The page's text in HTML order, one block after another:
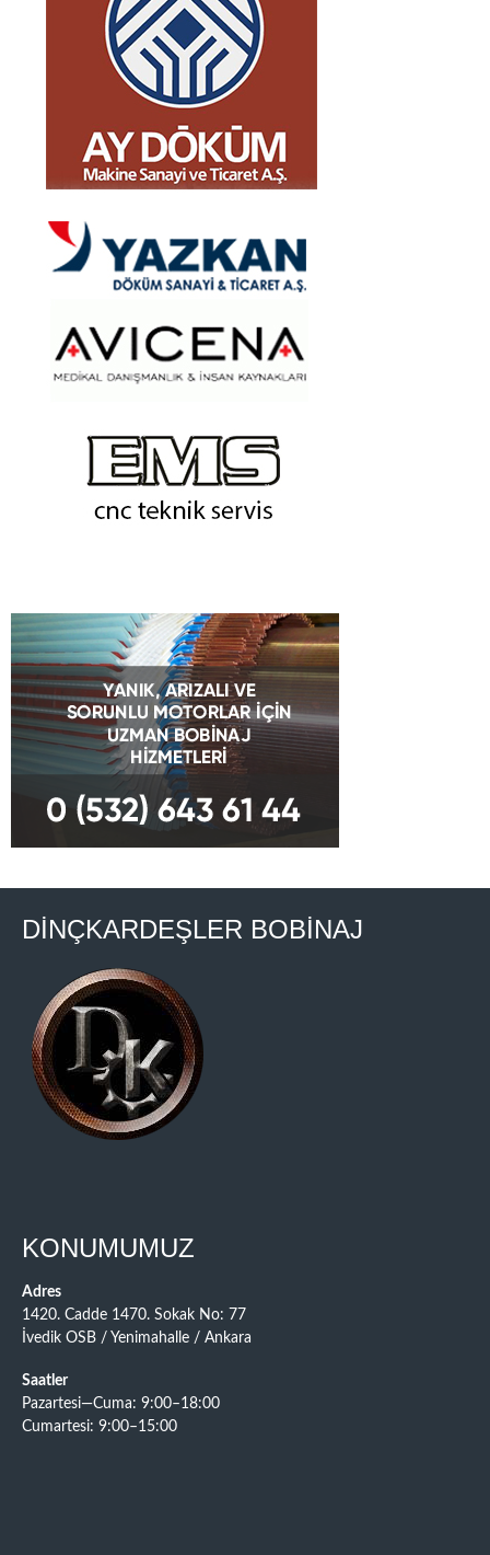
DİNÇKARDEŞLER BOBİNAJ
KONUMUMUZ
Adres
1420. Cadde 1470. Sokak No: 77
İvedik OSB / Yenimahalle / Ankara
Saatler
Pazartesi—Cuma: 9:00–18:00
Cumartesi: 9:00–15:00